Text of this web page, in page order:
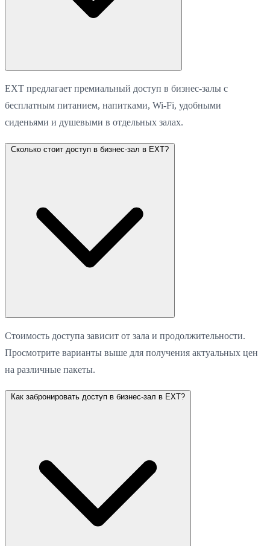
EXT предлагает премиальный доступ в бизнес-залы с
бесплатным питанием, напитками, Wi-Fi, удобными
сиденьями и душевыми в отдельных залах.
Сколько стоит доступ в бизнес-зал в EXT?
Стоимость доступа зависит от зала и продолжительности.
Просмотрите варианты выше для получения актуальных цен
на различные пакеты.
Как забронировать доступ в бизнес-зал в EXT?